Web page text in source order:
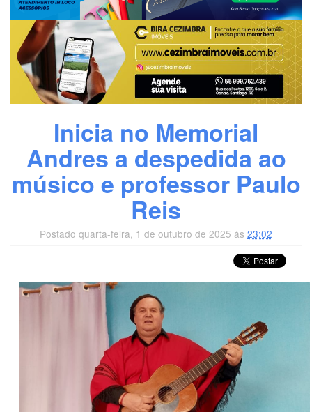
Inicia no Memorial
Andres a despedida ao
músico e professor Paulo
Reis
Postado quarta-feira, 1 de outubro de 2025 ás 23:02